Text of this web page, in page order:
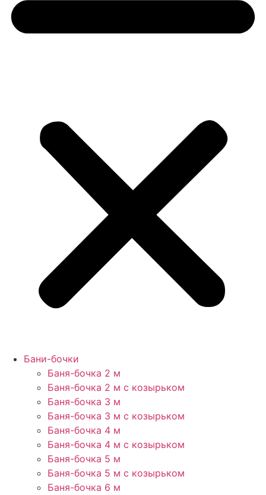
Бани-бочки
Баня-бочка 2 м
Баня-бочка 2 м с козырьком
Баня-бочка 3 м
Баня-бочка 3 м с козырьком
Баня-бочка 4 м
Баня-бочка 4 м с козырьком
Баня-бочка 5 м
Баня-бочка 5 м с козырьком
Баня-бочка 6 м